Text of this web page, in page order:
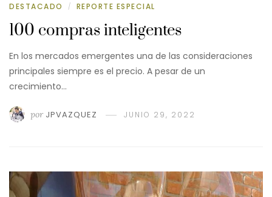
DESTACADO / REPORTE ESPECIAL
100 compras inteligentes
En los mercados emergentes una de las consideraciones
principales siempre es el precio. A pesar de un
crecimiento…
por JPVAZQUEZ JUNIO 29, 2022